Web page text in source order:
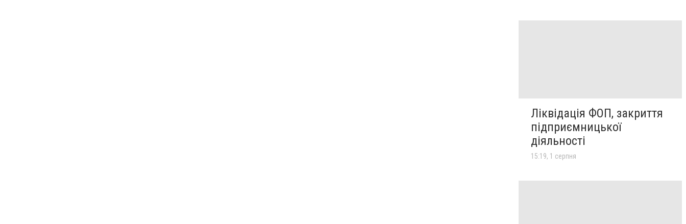
Ліквідація ФОП, закриття
підприємницької
діяльності
15:19, 1 серпня